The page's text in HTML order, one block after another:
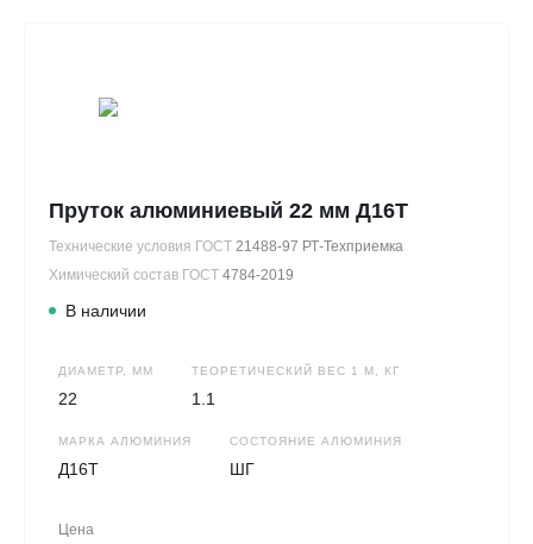
Пруток алюминиевый 22 мм Д16Т
Технические условия ГОСТ 21488-97 РТ-Техприемка
Химический состав ГОСТ 4784-2019
В наличии
ДИАМЕТР, ММ
22
ТЕОРЕТИЧЕСКИЙ ВЕС 1 М, КГ
1.1
МАРКА АЛЮМИНИЯ
Д16Т
СОСТОЯНИЕ АЛЮМИНИЯ
ШГ
Цена